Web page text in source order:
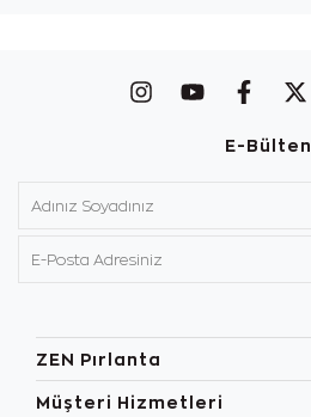
E-Bülten
ZEN Pırlanta
Müşteri Hizmetleri